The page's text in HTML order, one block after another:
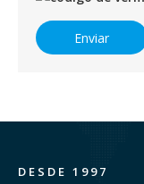
Enviar
DESDE 1997